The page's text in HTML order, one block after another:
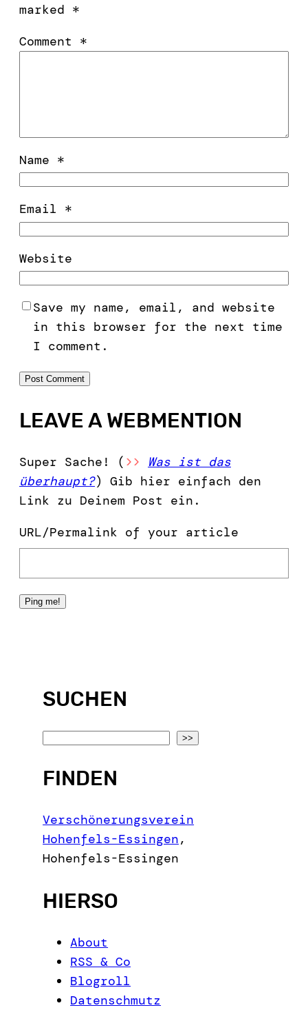
marked *
Comment *
Name *
Email *
Website
Save my name, email, and website
in this browser for the next time
I comment.
LEAVE A WEBMENTION
Super Sache! ( >>
Was ist das
überhaupt?) Gib hier einfach den
Link zu Deinem Post ein.
URL/Permalink of your article
SUCHEN
a
c
h
>>
FINDEN
Verschönerungsverein
Hohenfels-Essingen,
Hohenfels-Essingen
HIERSO
About
RSS & Co
Blogroll
Datenschmutz